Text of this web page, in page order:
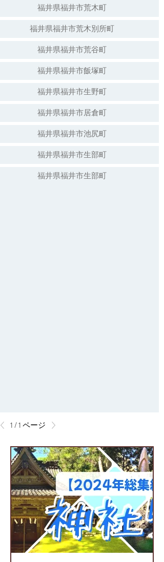
福井県福井市荒木町
福井県福井市荒木別所町
福井県福井市荒谷町
福井県福井市飯塚町
福井県福井市生野町
福井県福井市居倉町
福井県福井市池尻町
福井県福井市生部町
福井県福井市生部町
1 / 1 ページ